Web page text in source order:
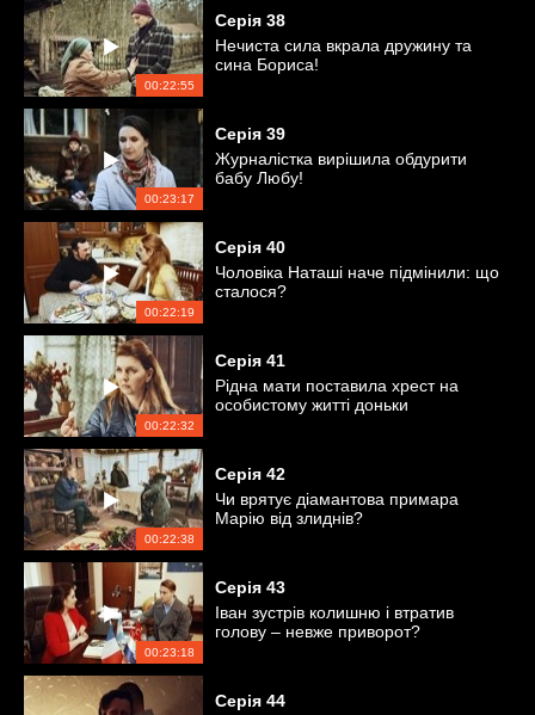
00:22:55
Серія 38
Нечиста сила вкрала дружину та
сина Бориса!
00:23:17
Серія 39
Журналістка вирішила обдурити
бабу Любу!
00:22:19
Серія 40
Чоловіка Наташі наче підмінили: що
сталося?
00:22:32
Серія 41
Рідна мати поставила хрест на
особистому житті доньки
00:22:38
Серія 42
Чи врятує діамантова примара
Марію від злиднів?
00:23:18
Серія 43
Іван зустрів колишню і втратив
голову – невже приворот?
Серія 44